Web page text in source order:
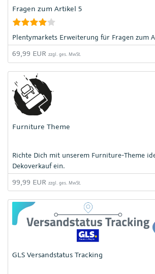
Fragen zum Artikel 5
Plentymarkets Erweiterung für Fragen zum
69,99 EUR zzgl. ges. MwSt.
Furniture Theme
Richte Dich mit unserem Furniture-Theme
Dekoverkauf ein.
99,99 EUR zzgl. ges. MwSt.
GLS Versandstatus Tracking